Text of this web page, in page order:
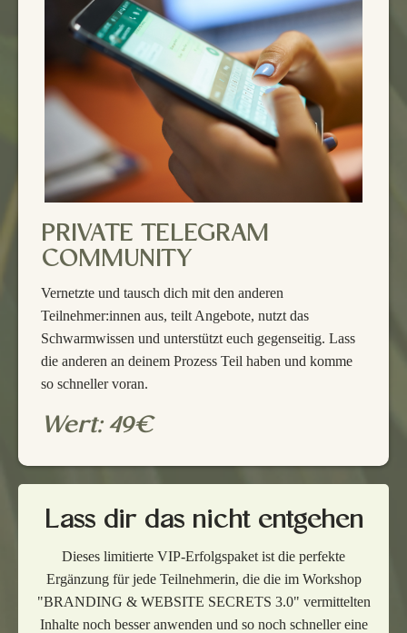
PRIVATE TELEGRAM
COMMUNITY
Vernetzte und tausch dich mit den anderen
Teilnehmer:innen aus, teilt Angebote, nutzt das
Schwarmwissen und unterstützt euch gegenseitig. Lass
die anderen an deinem Prozess Teil haben und komme
so schneller voran.
Wert: 49€
Lass dir das nicht entgehen
Dieses limitierte VIP-Erfolgspaket ist die perfekte
Ergänzung für jede Teilnehmerin, die die im Workshop
"BRANDING & WEBSITE SECRETS 3.0" vermittelten
Inhalte noch besser anwenden und so noch schneller eine